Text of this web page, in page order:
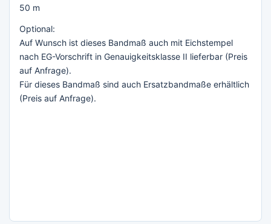
50 m
Optional:
Auf Wunsch ist dieses Bandmaß auch mit Eichstempel
nach EG-Vorschrift in Genauigkeitsklasse II lieferbar (Preis
auf Anfrage).
Für dieses Bandmaß sind auch Ersatzbandmaße erhältlich
(Preis auf Anfrage).